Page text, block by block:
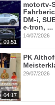
09:51
motortv-
DM-i,
e-tron, ...
14/07/2026
04:17
PK
29/07/2026